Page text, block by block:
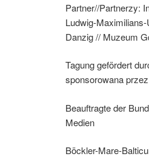
Partner//Partnerzy:
Ludwig-
Danzig // Muzeum
Tagung gefördert
sponsorowana
Beauftragte der
Medien
Böckler-Mare-